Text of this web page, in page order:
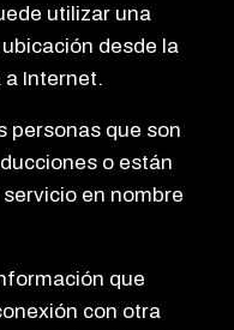
utilizar una
desde la
a Internet.
personas que son
o están
en nombre
que
con otra